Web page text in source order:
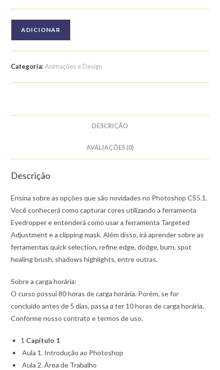
Curso
ADICIONAR
Categoria:Animações e Design
DESCRIÇÃO
AVALIAÇÕES (0)
Descrição
Ensina sobre as opções que são novidades no Photoshop CS5.1.
Você conhecerá como capturar cores utilizando a ferramenta
Eyedropper e entenderá como usar a ferramenta Targeted
Adjustment e a clipping mask. Além disso, irá aprender sobre as
ferramentas quick selection, refine edge, dodge, burn, spot
healing brush, shadows highlights, entre outras.
Sobre a carga horária:
O curso possui 80 horas de carga horária. Porém, se for
concluído antes de 5 dias, passa a ter 10 horas de carga horária.
Conforme nosso contrato e termos de uso.
1 Capítulo 1
Aula 1. Introdução ao Photoshop
Aula 2. Área de Trabalho